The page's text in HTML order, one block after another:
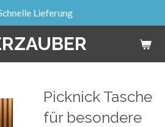
Lieferung
Picknick Tasche
für besondere